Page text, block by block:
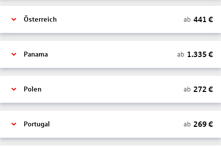
Österreich ab 441 €
Panama ab 1.335 €
Polen ab 272 €
Portugal ab 269€